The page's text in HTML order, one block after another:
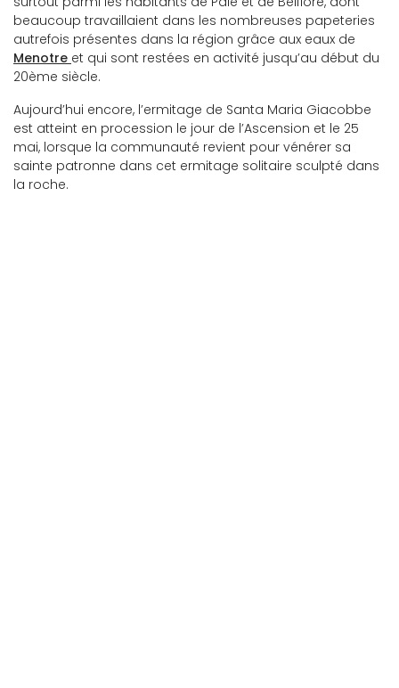
beaucoup travaillaient dans les nombreuses papeteries
autrefois présentes dans la région grâce aux eaux de
Menotre et qui sont restées en activité jusqu’au début du
20ème siècle.
Aujourd’hui encore, l’ermitage de Santa Maria Giacobbe
est atteint en procession le jour de l’Ascension et le 25
mai, lorsque la communauté revient pour vénérer sa
sainte patronne dans cet ermitage solitaire sculpté dans
la roche.